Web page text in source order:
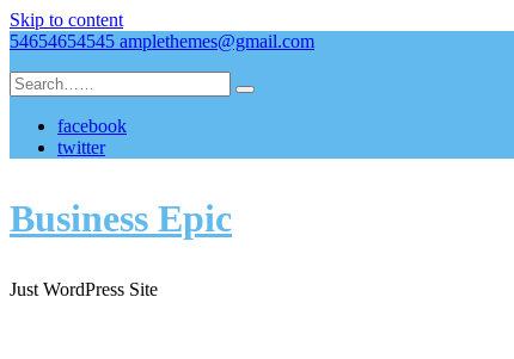
Skip to content
54654654545 amplethemes@gmail.com
facebook
twitter
Business Epic
Just WordPress Site